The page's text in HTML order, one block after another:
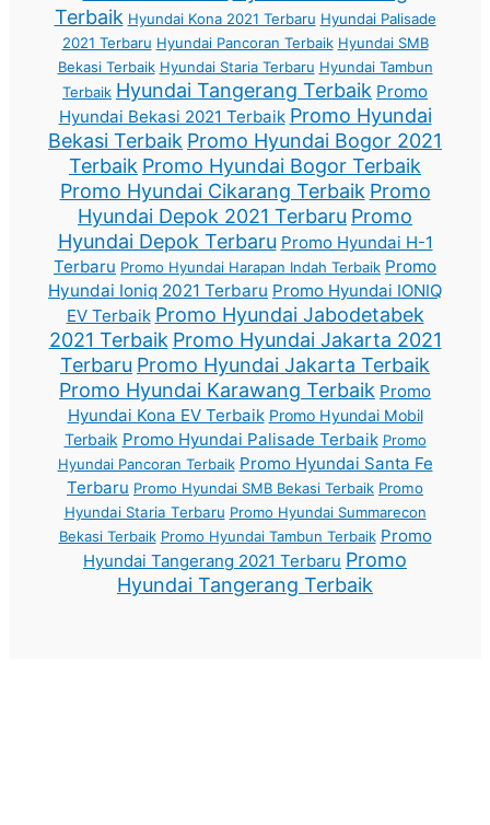
Terbaik Hyundai Kona 2021 Terbaru Hyundai Palisade
2021 Terbaru Hyundai Pancoran Terbaik Hyundai SMB
Bekasi Terbaik Hyundai Staria Terbaru Hyundai Tambun
Terbaik Hyundai Tangerang Terbaik Promo
Hyundai Bekasi 2021 Terbaik Promo Hyundai
Bekasi Terbaik Promo Hyundai Bogor 2021
Terbaik Promo Hyundai Bogor Terbaik
Promo Hyundai Cikarang Terbaik Promo
Hyundai Depok 2021 Terbaru Promo
Hyundai Depok Terbaru Promo Hyundai H-1
Terbaru Promo Hyundai Harapan Indah Terbaik Promo
Hyundai Ioniq 2021 Terbaru Promo Hyundai IONIQ
EV Terbaik Promo Hyundai Jabodetabek
2021 Terbaik Promo Hyundai Jakarta 2021
Terbaru Promo Hyundai Jakarta Terbaik
Promo Hyundai Karawang Terbaik Promo
Hyundai Kona EV Terbaik Promo Hyundai Mobil
Terbaik Promo Hyundai Palisade Terbaik Promo
Hyundai Pancoran Terbaik Promo Hyundai Santa Fe
Terbaru Promo Hyundai SMB Bekasi Terbaik Promo
Hyundai Staria Terbaru Promo Hyundai Summarecon
Bekasi Terbaik Promo Hyundai Tambun Terbaik Promo
Hyundai Tangerang 2021 Terbaru Promo
Hyundai Tangerang Terbaik